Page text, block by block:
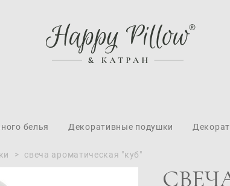
белья Декоративные подушки
> свеча ароматическая "куб"